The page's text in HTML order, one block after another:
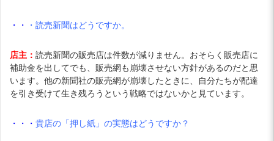
・・ ・ 読売新聞はどうですか。
店主： 読売新聞の販売店は件数が減りません。おそらく販売店に
補助金を出してでも、販売網も崩壊させない方針があるのだと思
います。他の新聞社の販売網が崩壊したときに、自分たちが配達
を引き受けて生き残ろうという戦略ではないかと見ています。
・・・ 貴店の「押し紙」の実態はどうですか？